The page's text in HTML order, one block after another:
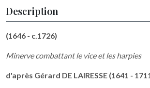
Description
(1646 - c.1726)
Minerve combattant le vice et les harpies
d'après Gérard DE LAIRESSE (1641 -